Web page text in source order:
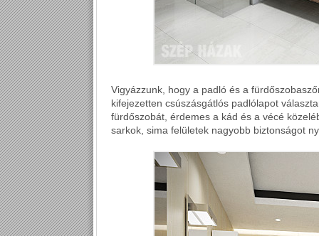
Vigyázzunk, hogy a padló és a
kifejezetten csúszásgátlós padlólapot
fürdőszobát, érdemes a kád és a vécé
sarkok, sima felületek nagyobb biztonságot